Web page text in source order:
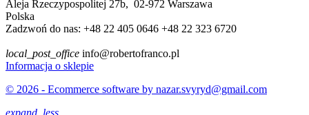
Aleja Rzeczypospolitej 27b, 02-972 Warszawa
Polska
Zadzwoń do nas: +48 22 405 0646 +48 22 323 6720
local_post_office info@robertofranco.pl
Informacja o sklepie
© 2026 - Ecommerce software by nazar.svyryd@gmail.com
expand_less